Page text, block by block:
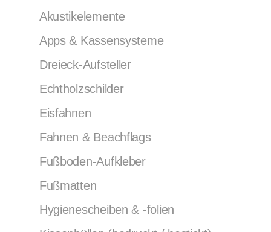
Akustikelemente
Apps & Kassensysteme
Dreieck-Aufsteller
Echtholzschilder
Eisfahnen
Fahnen & Beachflags
Fußboden-Aufkleber
Fußmatten
Hygienescheiben & -folien